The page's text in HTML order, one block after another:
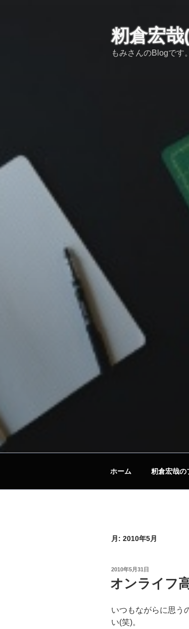
籾倉宏
もみさんのBlogです
ホーム 籾倉宏哉の
月: 2010年5月
投
日:
2010年5月31日
オンライフ
いつもながらに思う
い(笑)。